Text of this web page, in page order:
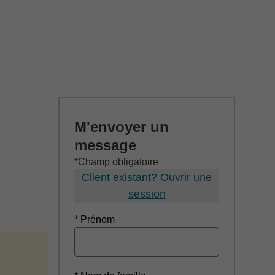
M'envoyer un
message
*Champ obligatoire
Client existant? Ouvrir une
session
* Prénom